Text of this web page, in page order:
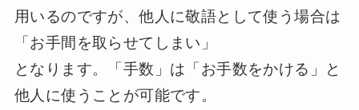
用いるのですが、他人に敬語として使う場合は
「お手間を取らせてしまい」
となります。「手数」は「お手数をかける」と
他人に使うことが可能です。